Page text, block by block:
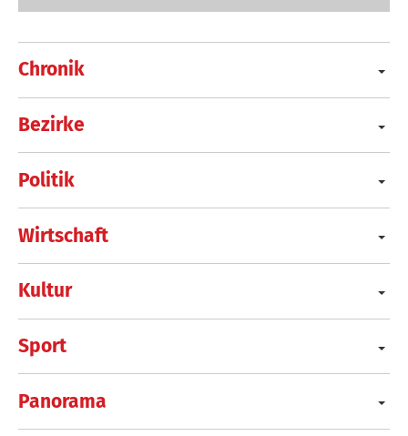
Chronik
Bezirke
Politik
Wirtschaft
Kultur
Sport
Panorama